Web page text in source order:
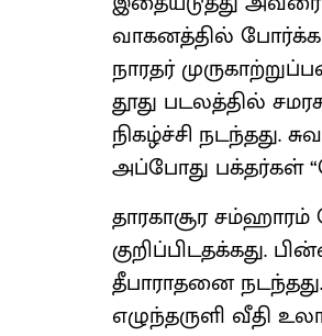
வாகனத்தில்
நாரதர்
தூது படலத்தில்
நிகழ்ச்சி நடந்தது.
அப்போது பக்தர்கள்
தாரகாசூர
குறிப்பிடதக்கது.
தீபாராதனை
எழுந்தருளி வீதி